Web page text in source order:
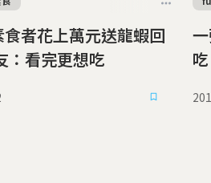
者花上萬元送龍蝦回
網友：看完更想吃
吃